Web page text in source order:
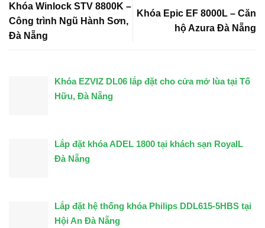
Khóa EZVIZ DL06 lắp đặt cho cửa mở lùa tại Tố
Hữu, Đà Nẵng
Lắp đặt khóa ADEL 1800 tại khách sạn RoyalL
Đà Nẵng
Lắp đặt hệ thống khóa Philips DDL615-5HBS tại
Hội An Đà Nẵng
Khóa Winlock STV 8800K –
Công trình Ngũ Hành Sơn,
Đà Nẵng
Khóa Epic EF 8000L – Căn
hộ Azura Đà Nẵng